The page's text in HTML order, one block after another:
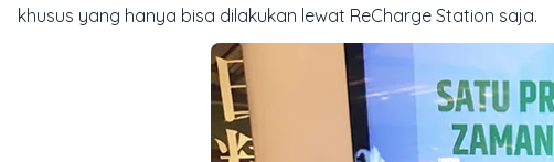
khusus yang hanya bisa dilakukan lewat ReCharge Station saja.